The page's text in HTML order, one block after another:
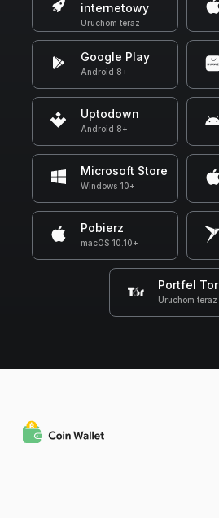
internetowy
Uruchom teraz
Google Play
Android 8+
Uptodown
Android 8+
Microsoft Store
Windows 10+
Pobierz
macOS 10.10+
Portfel Tor
Uruchom teraz